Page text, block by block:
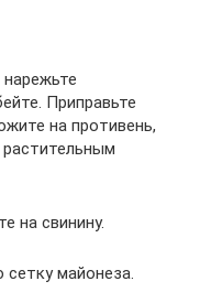
Приправьте
на противень,
на свинину.
майонеза.